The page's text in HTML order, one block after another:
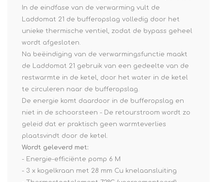
In de eindfase van de verwarming vult de
Laddomat 21 de bufferopslag volledig door het
unieke thermische ventiel, zodat de bypass geheel
wordt afgesloten.
Na beëindiging van de verwarmingsfunctie maakt
de Laddomat 21 gebruik van een gedeelte van de
restwarmte in de ketel, door het water in de ketel
te circuleren naar de bufferopslag.
De energie komt daardoor in de bufferopslag en
niet in de schoorsteen - De retourstroom wordt zo
geleid dat er praktisch geen warmteverlies
plaatsvindt door de ketel.
Wordt geleverd met:
- Energie-efficiënte pomp 6 M
- 3 x kogelkraan met 28 mm Cu knelaansluiting